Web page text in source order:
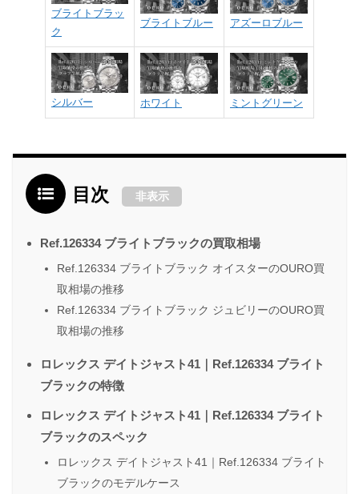
ブライトブラッ
ク
ブライトブルー アズーロブルー
シルバー ホワイト ミントグリーン
目次 非表示
Ref.126334 ブライトブラックの買取相場
Ref.126334 ブライトブラック オイスターのOURO買
取相場の推移
Ref.126334 ブライトブラック ジュビリーのOURO買
取相場の推移
ロレックス デイトジャスト41｜Ref.126334 ブライト
ブラックの特徴
ロレックス デイトジャスト41｜Ref.126334 ブライト
ブラックのスペック
ロレックス デイトジャスト41｜Ref.126334 ブライト
ブラックのモデルケース